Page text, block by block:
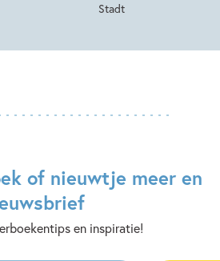
Stadt
of nieuwtje meer en
en inspiratie!